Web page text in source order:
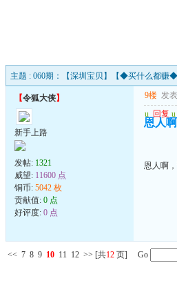
主题 : 060期：【深圳宝贝】【◆买什么都赚
【令狐大侠】
新手上路
发帖: 1321
威望: 11600 点
铜币: 5042 枚
贡献值: 0 点
好评度: 0 点
9楼 发
u 回复 u
恩人
恩人啊
<< 7 8 9 10 11 12 >> [共12 页] Go